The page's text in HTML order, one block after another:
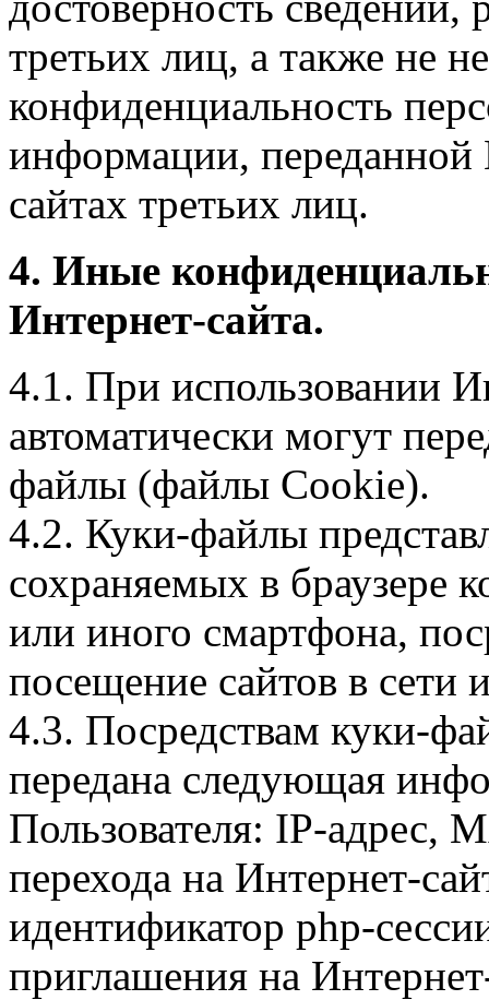
третьих лиц, а также не
конфиденциальность
информации, переданной
сайтах третьих лиц.
4. Иные
Интернет-сайта.
4.1. При использовании
автоматически могут
файлы (файлы Cookie).
4.2. Куки-файлы
сохраняемых в браузере
или иного смартфона,
посещение сайтов в сети
4.3. Посредствам куки-
передана следующая
Пользователя: IP-адрес,
перехода на Интернет-
идентификатор php-
приглашения на